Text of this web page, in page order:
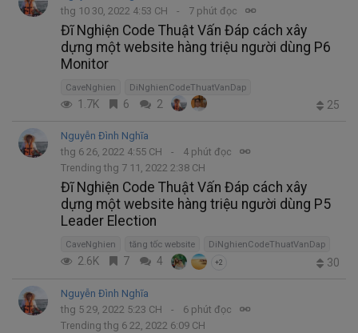
thg 10 30, 2022 4:53 CH
7 phút đọc
Đĩ Nghiện Code Thuật Vấn Đáp cách xây
dựng một website hàng triệu người dùng P6
Monitor
CaveNghien DiNghienCodeThuatVanDap
1.7K 6 2 25
Nguyễn Đình Nghĩa
thg 6 26, 2022 4:55 CH
4 phút đọc
Trending thg 7 11, 2022 2:38 CH
Đĩ Nghiện Code Thuật Vấn Đáp cách xây
dựng một website hàng triệu người dùng P5
Leader Election
CaveNghien tăng tốc website DiNghienCodeThuatVanDap
2.6K 7 4 +2 30
Nguyễn Đình Nghĩa
thg 5 29, 2022 5:23 CH
6 phút đọc
Trending thg 6 22, 2022 6:09 CH